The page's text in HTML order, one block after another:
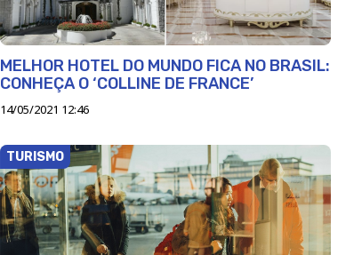
MELHOR HOTEL DO MUNDO FICA NO BRASIL:
CONHEÇA O ‘COLLINE DE FRANCE’
14/05/2021 12:46
TURISMO